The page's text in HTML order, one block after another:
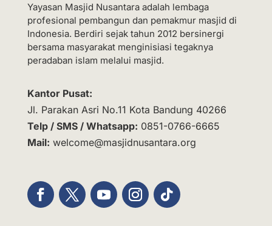
Yayasan Masjid Nusantara adalah lembaga
profesional pembangun dan pemakmur masjid di
Indonesia. Berdiri sejak tahun 2012 bersinergi
bersama masyarakat menginisiasi tegaknya
peradaban islam melalui masjid.
Kantor Pusat:
Jl. Parakan Asri No.11 Kota Bandung 40266
Telp / SMS / Whatsapp: 0851-0766-6665
Mail: welcome@masjidnusantara.org